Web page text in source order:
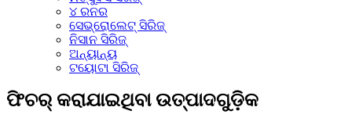
୪ ରନର
ସେଭ୍ରୋଲେଟ୍ ସିରିଜ୍
ନିସାନ ସିରିଜ୍
ଅନ୍ୟାନ୍ୟ
ଟୟୋଟା ସିରିଜ୍
ଫିଚର୍ କରାଯାଇଥିବା ଉତ୍ପାଦଗୁଡ଼ିକ